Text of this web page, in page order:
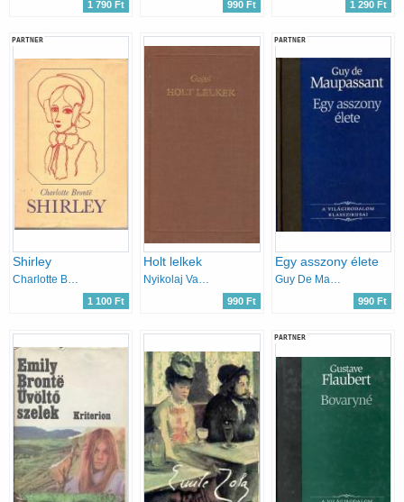
1 790 Ft 990 Ft 1 290 Ft
PARTNER
Shirley
Charlotte Brontë
1 100 Ft
Holt lelkek
Nyikolaj Vasziljevics Gogol
990 Ft
PARTNER
Egy asszony élete
Guy De Maupassant
990 Ft
PARTNER